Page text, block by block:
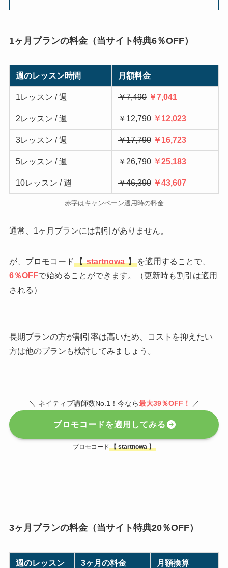
1ヶ月プランの料金（当サイト特典6％OFF）
週のレッスン時間 月額料金
1レッスン / 週 ￥7,490 ￥7,041
2レッスン / 週 ￥12,790 ￥12,023
3レッスン / 週 ￥17,790 ￥16,723
5レッスン / 週 ￥26,790 ￥25,183
10レッスン / 週 ￥46,390 ￥43,607
赤字はキャンペーン適用時の料金
通常、1ヶ月プランには割引がありません。
が、プロモコード 【startnowa】を適用することで、
6％OFFで始めることができます。（更新時も割引は適用
される）
長期プランの方が割引率は高いため、コストを抑えたい
方は他のプランも検討してみましょう。
＼ ネイティブ講師数No.1！今なら最大39％OFF！ ／
プロモコードを適用してみる
プロモコード 【 startnowa 】
3ヶ月プランの料金（当サイト特典20％OFF）
週のレッスン
3ヶ月の料金 月額換算